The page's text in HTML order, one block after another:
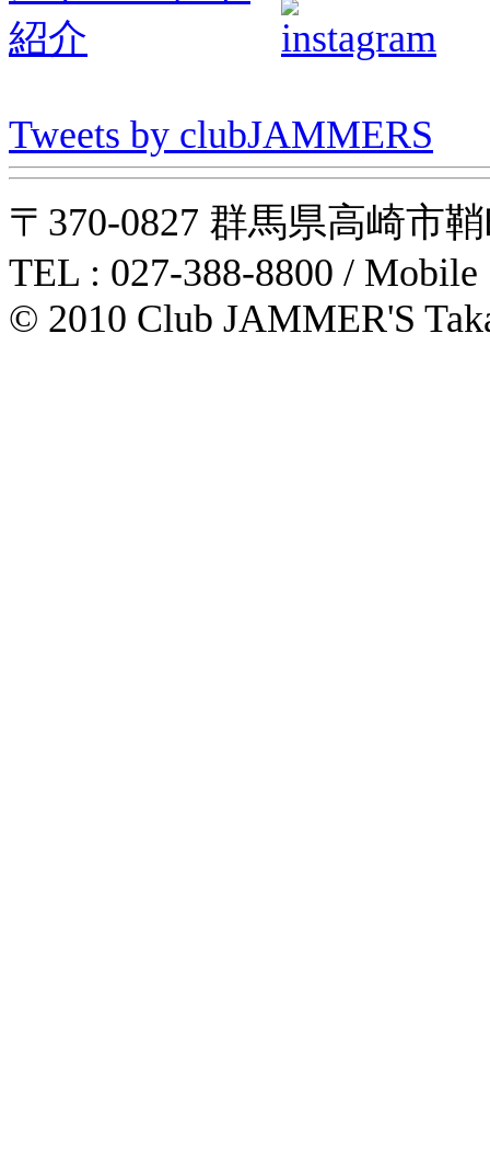
Tweets by clubJAMMERS
〒370-0827 群馬県高崎市
TEL : 027-388-8800 / Mobile
© 2010 Club JAMMER'S